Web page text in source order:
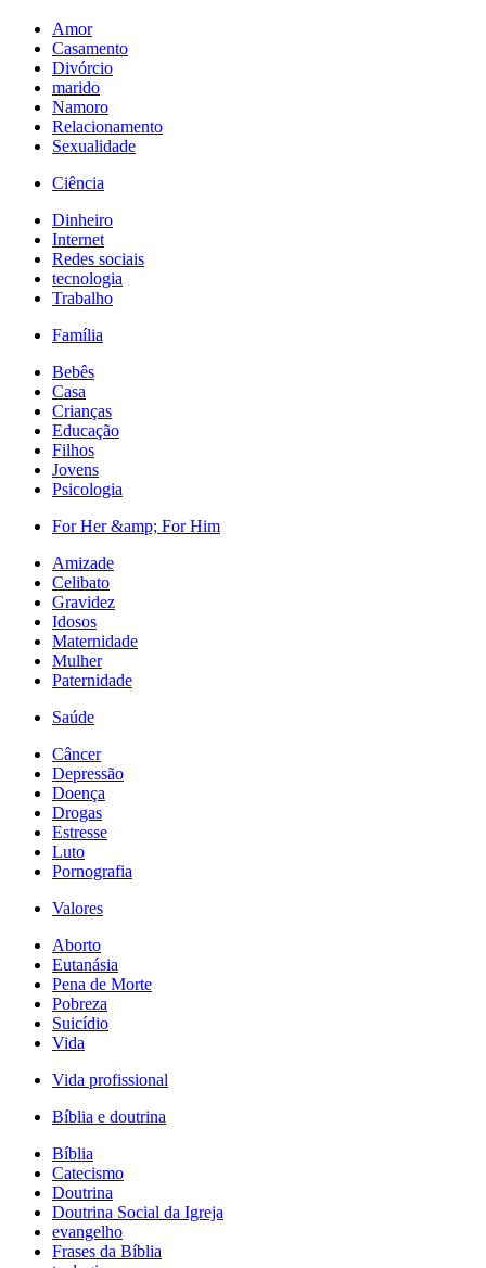
Amor
Casamento
Divórcio
marido
Namoro
Relacionamento
Sexualidade
Ciência
Dinheiro
Internet
Redes sociais
tecnologia
Trabalho
Família
Bebês
Casa
Crianças
Educação
Filhos
Jovens
Psicologia
For Her &amp; For Him
Amizade
Celibato
Gravidez
Idosos
Maternidade
Mulher
Paternidade
Saúde
Câncer
Depressão
Doença
Drogas
Estresse
Luto
Pornografia
Valores
Aborto
Eutanásia
Pena de Morte
Pobreza
Suicídio
Vida
Vida profissional
Bíblia e doutrina
Bíblia
Catecismo
Doutrina
Doutrina Social da Igreja
evangelho
Frases da Bíblia